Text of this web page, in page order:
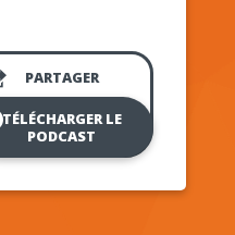
PARTAGER
TÉLÉCHARGER LE
PODCAST